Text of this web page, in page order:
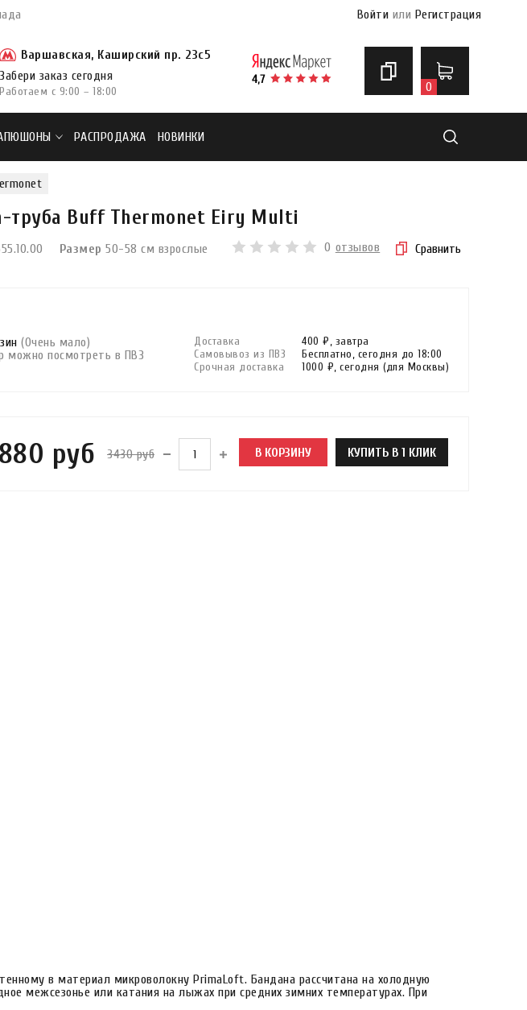
Войти или Регистрация
Варшавская, Каширский пр. 23с5
Забери заказ сегодня
Работаем с 9:00 – 18:00 0
РАСПРОДАЖА НОВИНКИ
труба Buff Thermonet Eiry Multi
Размер 50-58 см взрослые 0 отзывов Сравнить
(Очень мало)
можно посмотреть в ПВЗ
Доставка 400 ₽, завтра
Самовывоз из ПВЗ
Бесплатно, сегодня до 18:00
Срочная доставка
1000 ₽, сегодня (для Москвы)
руб 3430 руб В КОРЗИНУ КУПИТЬ В 1 КЛИК
в материал микроволокну PrimaLoft. Бандана рассчитана на холодную
межсезонье или катания на лыжах при средних зимних температурах. При